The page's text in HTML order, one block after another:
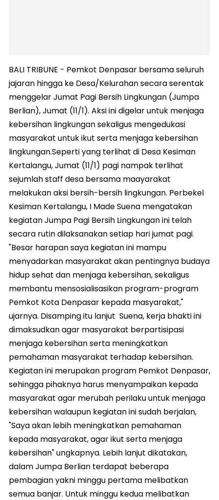
BALI TRIBUNE - Pemkot Denpasar bersama seluruh
jajaran hingga ke Desa/Kelurahan secara serentak
menggelar Jumat Pagi Bersih Lingkungan (Jumpa
Berlian), Jumat (11/1). Aksi ini digelar untuk menjaga
kebersihan lingkungan sekaligus mengedukasi
masyarakat untuk ikut serta menjaga kebersihan
lingkungan.Seperti yang terlihat di Desa Kesiman
Kertalangu, Jumat (11/1) pagi nampak terlihat
sejumlah staff desa bersama maayarakat
melakukan aksi bersih-bersih lingkungan. Perbekel
Kesiman Kertalangu, I Made Suena mengatakan
kegiatan Jumpa Pagi Bersih Lingkungan ini telah
secara rutin dilaksanakan setiap hari jumat pagi.
"Besar harapan saya kegiatan ini mampu
menyadarkan masyarakat akan pentingnya budaya
hidup sehat dan menjaga kebersihan, sekaligus
membantu mensosialisasikan program-program
Pemkot Kota Denpasar kepada masyarakat,"
ujarnya. Disamping itu lanjut Suena, kerja bhakti ini
dimaksudkan agar masyarakat berpartisipasi
menjaga kebersihan serta meningkatkan
pemahaman masyarakat terhadap kebersihan.
Kegiatan ini merupakan program Pemkot Denpasar,
sehingga pihaknya harus menyampaikan kepada
masyarakat agar merubah perilaku untuk menjaga
kebersihan walaupun kegiatan ini sudah berjalan,
"Saya akan lebih meningkatkan pemahaman
kepada masyarakat, agar ikut serta menjaga
kebersihan" ungkapnya. Lebih lanjut dikatakan,
dalam Jumpa Berlian terdapat beberapa
pembagian yakni minggu pertama melibatkan
semua banjar. Untuk minggu kedua melibatkan